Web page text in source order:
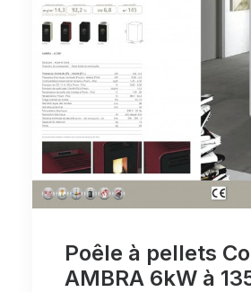
Poêle à pellets
AMBRA 6kW à